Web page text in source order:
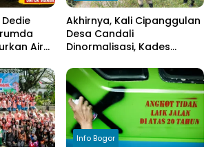
Air
Akhirnya, Kali Cipanggulan
Desa Candali
Dinormalisasi, Kades
kepada Bupati Bogor
Info Bogor